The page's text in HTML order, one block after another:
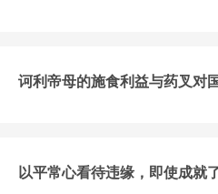
诃利帝母的施食利益与药叉对
以平常心看待违缘，即使成就